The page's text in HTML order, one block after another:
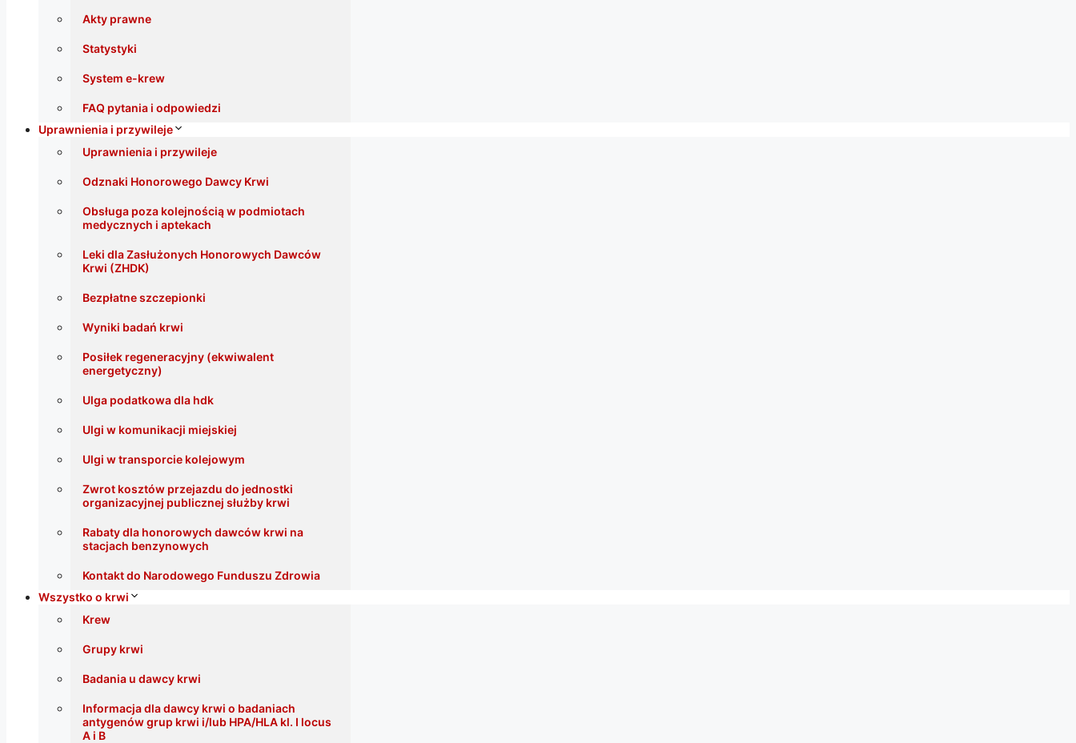
Akty prawne
Statystyki
System e-krew
FAQ pytania i odpowiedzi
Uprawnienia i przywileje
Uprawnienia i przywileje
Odznaki Honorowego Dawcy Krwi
Obsługa poza kolejnością w podmiotach
medycznych i aptekach
Leki dla Zasłużonych Honorowych Dawców
Krwi (ZHDK)
Bezpłatne szczepionki
Wyniki badań krwi
Posiłek regeneracyjny (ekwiwalent
energetyczny)
Ulga podatkowa dla hdk
Ulgi w komunikacji miejskiej
Ulgi w transporcie kolejowym
Zwrot kosztów przejazdu do jednostki
organizacyjnej publicznej służby krwi
Rabaty dla honorowych dawców krwi na
stacjach benzynowych
Kontakt do Narodowego Funduszu Zdrowia
Wszystko o krwi
Krew
Grupy krwi
Badania u dawcy krwi
Informacja dla dawcy krwi o badaniach
antygenów grup krwi i/lub HPA/HLA kl. I locus
A i B